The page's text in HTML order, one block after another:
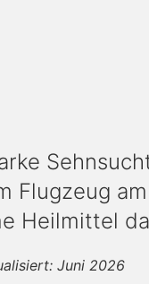
Flugzeug
Heilmittel
Juni 2026